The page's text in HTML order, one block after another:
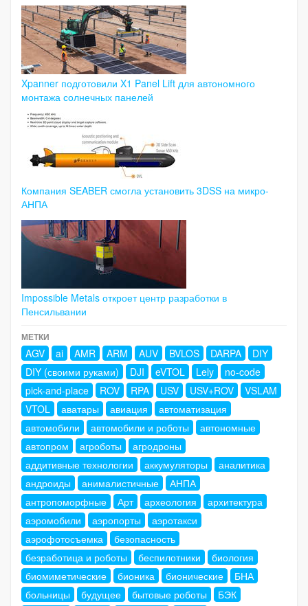
Xpanner подготовили X1 Panel Lift для автономного
монтажа солнечных панелей
Компания SEABER смогла установить 3DSS на микро-
АНПА
Impossible Metals откроет центр разработки в
Пенсильвании
МЕТКИ
AGV ai AMR ARM AUV BVLOS DARPA
DIY
DIY (своими руками)
DJI eVTOL Lely
no-code
pick-and-place
ROV RPA USV USV+ROV
VSLAM
VTOL
аватары авиация
автоматизация
автомобили
автомобили и роботы
автономные
автопром
агроботы
агродроны
аддитивные технологии
аккумуляторы
аналитика
андроиды
анималистичные
АНПА
антропоморфные
Арт археология
архитектура
аэромобили
аэропорты
аэротакси
аэрофотосъемка
безопасность
безработица и роботы
беспилотники
биология
биомиметические
бионика бионические
БНА
больницы
будущее бытовые роботы БЭК